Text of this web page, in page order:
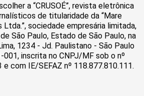
a “CRUSOÉ”, revista eletrônica
de titularidade da “Mare
Ltda.”, sociedade empresária limitada,
São Paulo, Estado de São Paulo, na
1234 - Jd. Paulistano - São Paulo
001, inscrita no CNPJ/MF sob o nº
com IE/SEFAZ nº 118.877.810.111.